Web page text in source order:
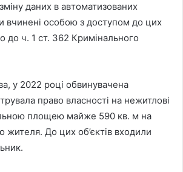
даних в автоматизованих
вчинені особою з доступом до цих
до ч. 1 ст. 362 Кримінального
у 2022 році обвинувачена
право власності на нежитлові
площею майже 590 кв. м на
жителя. До цих об’єктів входили